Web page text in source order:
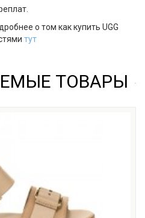
о том как купить UGG
тут
ТОВАРЫ